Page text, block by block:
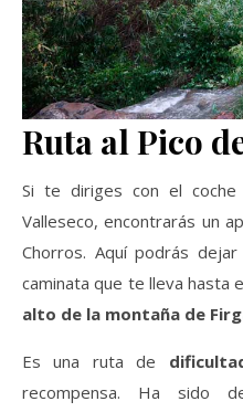
Ruta al Pico
Si te diriges con el
Valleseco, encontrarás un
Chorros. Aquí podrás
caminata que te lleva hasta
alto de la montaña de
Es una ruta de
recompensa. Ha sido